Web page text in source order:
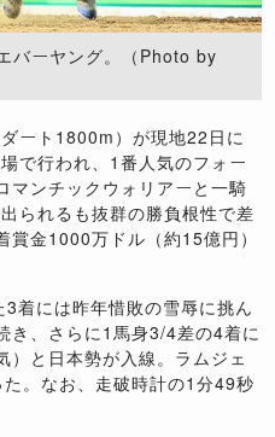
バーヤング。（Photo by
ート 1800m ）が現地22 日に
で行われ、 1番人気のフォー
マンチックウォリアーと一騎
られるも抜群の勝負根性で差
賞金1000万ドル（約15億円）
3着には昨年惜敗の雪辱に挑ん
き、さらに 1 馬身3/4差の4着に
）と日本勢が入線。ラムジェ
。なお、走破時計の1分49秒